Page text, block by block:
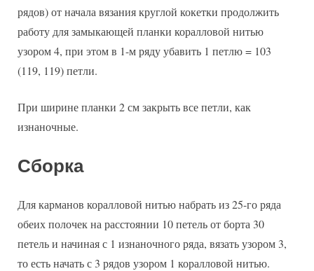
рядов) от начала вязания круглой кокетки продолжить
работу для замыкающей планки коралловой нитью
узором 4, при этом в 1-м ряду убавить 1 петлю = 103
(119, 119) петли.
При ширине планки 2 см закрыть все петли, как
изнаночные.
Сборка
Для карманов коралловой нитью набрать из 25-го ряда
обеих полочек на расстоянии 10 петель от борта 30
петель и начиная с 1 изнаночного ряда, вязать узором 3,
то есть начать с 3 рядов узором 1 коралловой нитью.